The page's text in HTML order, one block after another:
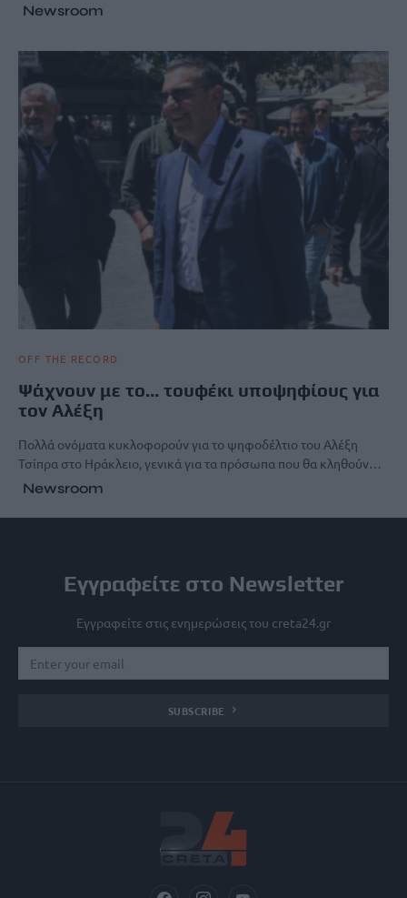
Newsroom
OFF THE RECORD
Ψάχνουν με το… τουφέκι υποψηφίους για
τον Αλέξη
Πολλά ονόματα κυκλοφορούν για το ψηφοδέλτιο του Αλέξη
Τσίπρα στο Ηράκλειο, γενικά για τα πρόσωπα που θα κληθούν…
Newsroom
Εγγραφείτε στο Newsletter
Εγγραφείτε στις ενημερώσεις του creta24.gr
SUBSCRIBE